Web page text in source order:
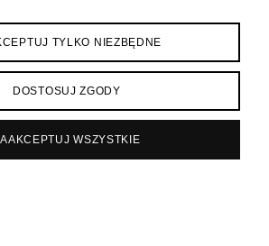
I DOSTAWA
REGULAMINY
OPINIE O NAS
TYLKO NIEZBĘDNE
DOSTOSUJ ZGODY
WSZYSTKIE